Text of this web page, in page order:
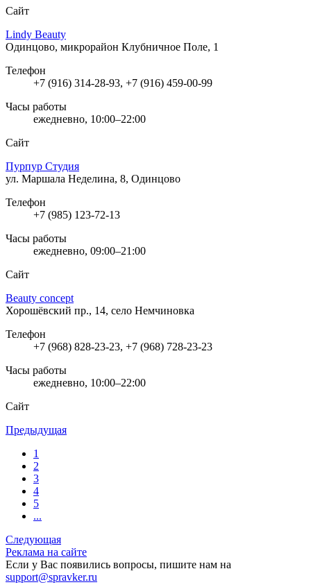
Сайт
Lindy Beauty
Одинцово, микрорайон Клубничное Поле, 1
Телефон
+7 (916) 314-28-93, +7 (916) 459-00-99
Часы работы
ежедневно, 10:00–22:00
Сайт
Пурпур Студия
ул. Маршала Неделина, 8, Одинцово
Телефон
+7 (985) 123-72-13
Часы работы
ежедневно, 09:00–21:00
Сайт
Beauty concept
Хорошёвский пр., 14, село Немчиновка
Телефон
+7 (968) 828-23-23, +7 (968) 728-23-23
Часы работы
ежедневно, 10:00–22:00
Сайт
Предыдущая
1
2
3
4
5
...
Следующая
Реклама на сайте
Если у Вас появились вопросы, пишите нам на
support@spravker.ru